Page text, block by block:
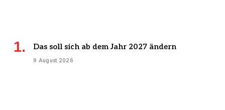
Das soll sich ab dem Jahr 2027 ändern
9 August 2026